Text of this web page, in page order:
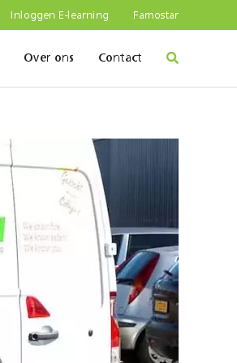
Inloggen E-learning Famostar
Over ons Contact